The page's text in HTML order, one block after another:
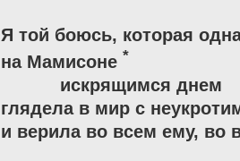
Я той боюсь, которая
на Мамисоне *
           искрящимся днем
глядела в мир с
и верила во всем ему, во